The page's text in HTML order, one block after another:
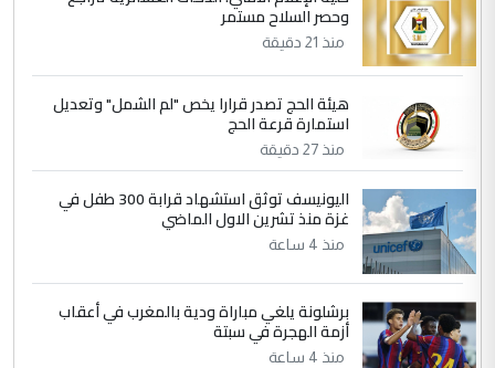
الموضوع :
الجواهري يرد على صدام حسين سل
مضجعيك يابن الزنا (نص كامل)
5 سردار
التعليق : واحد من عصابة علي ماما يسقط
جنسية الرافد الثالث للعراق ومن اصول عريقة
ابا فرات ...
الموضوع :
الجواهري يرد على صدام حسين سل
مضجعيك يابن الزنا (نص كامل)
وحصر السلاح مستمر
منذ 21 دقيقة
هيئة الحج تصدر قرارا يخص "لم الشمل" وتعديل
استمارة قرعة الحج
منذ 27 دقيقة
اليونيسف توثق استشهاد قرابة 300 طفل في
غزة منذ تشرين الاول الماضي
منذ 4 ساعة
برشلونة يلغي مباراة ودية بالمغرب في أعقاب
أزمة الهجرة في سبتة
منذ 4 ساعة